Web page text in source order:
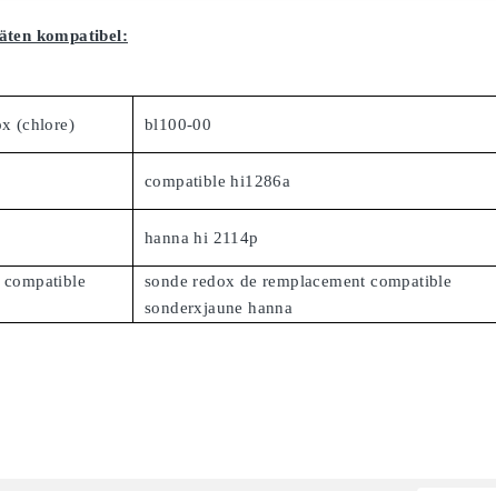
kompatibel:
(chlore) bl100-00
compatible hi1286a
hanna hi 2114p
compatible
sonde redox de remplacement compatible
sonderxjaune hanna